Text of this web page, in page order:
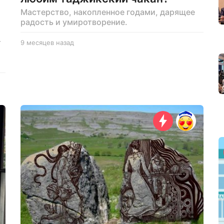
Мастерство, накопленное годами, дарящее
радость и умиротворение.
9 месяцев назад9
в
н
а
з
а
д